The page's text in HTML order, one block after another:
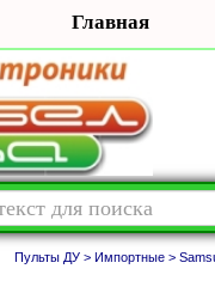
Главная
Пульты ДУ > Импортные >